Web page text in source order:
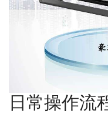
日常操作流